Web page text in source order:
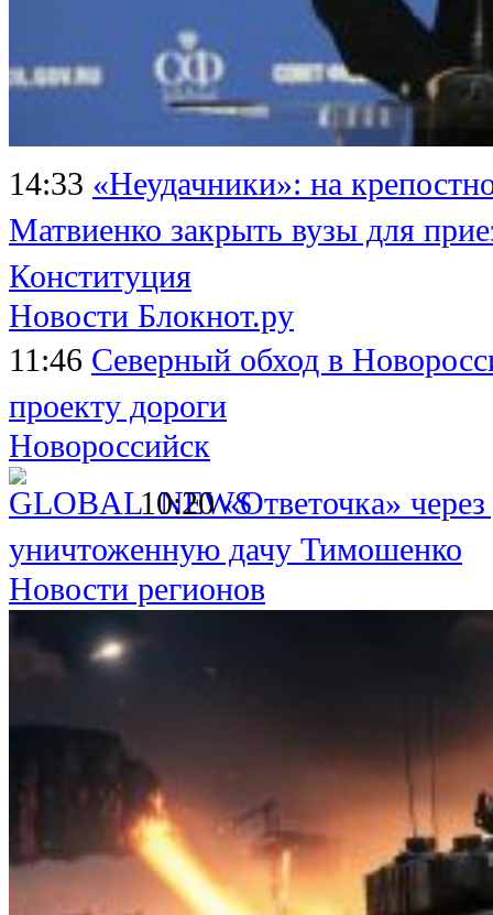
14:33 «Неудачники»: на
Матвиенко закрыть вузы для
Конституция
Новости Блокнот.ру
11:46 Северный обход в
проекту дороги
Новороссийск
10:20 «Ответочка»
уничтоженную дачу Тимошенко
Новости регионов